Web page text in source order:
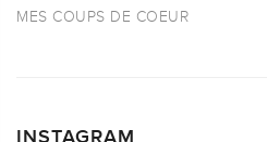
MES COUPS DE COEUR
INSTAGRAM